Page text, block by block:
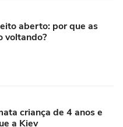
aberto: por que as
voltando?
criança de 4 anos e
a Kiev